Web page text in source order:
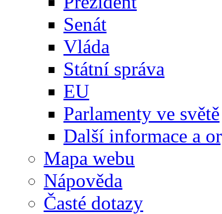
Senát
Vláda
Státní správa
EU
Parlamenty ve světě
Další informace a
Mapa webu
Nápověda
Časté dotazy